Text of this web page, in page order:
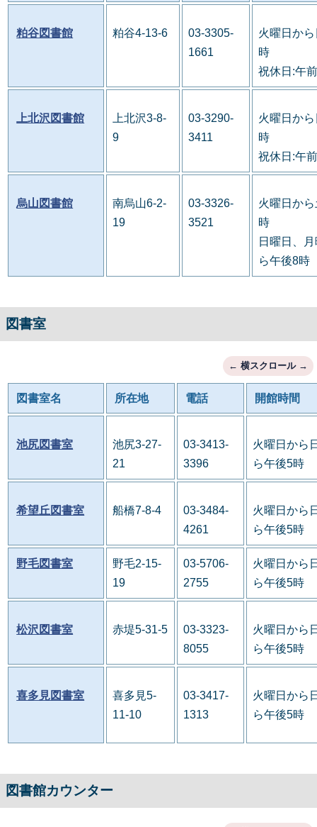
粕谷図書館 粕谷4-13-6
03-3305-
1661
火曜日か
時
祝休日:午
上北沢図書館
上北沢3-8-
9
03-3290-
3411
火曜日か
時
祝休日:午
烏山図書館
南烏山6-2-
19
03-3326-
3521
火曜日か
時
日曜日、
ら午後8時
図書室
図書室名 所在地 電話 開館時間
池尻図書室
池尻3-27-
21
03-3413-
3396
火曜日から
ら午後5時
希望丘図書室 船橋7-8-4
03-3484-
4261
火曜日から
ら午後5時
野毛図書室
野毛2-15-
19
03-5706-
2755
火曜日から
ら午後5時
松沢図書室 赤堤5-31-5
03-3323-
8055
火曜日から
ら午後5時
喜多見図書室
喜多見5-
11-10
03-3417-
1313
火曜日から
ら午後5時
図書館カウンター